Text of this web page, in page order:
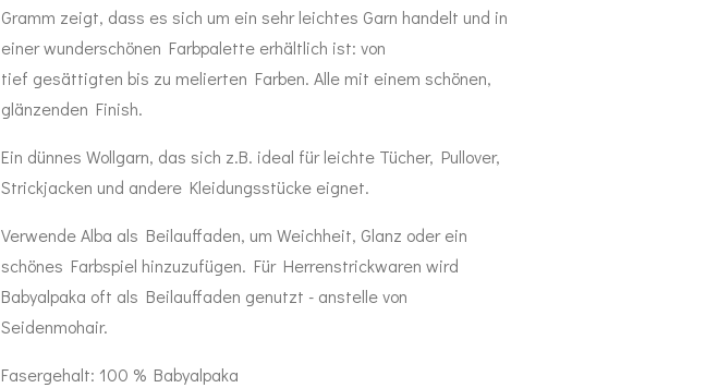
Gramm zeigt, dass es sich um ein sehr leichtes Garn handelt und in
einer wunderschönen Farbpalette erhältlich ist: von
tief gesättigten bis zu melierten Farben. Alle mit einem schönen,
glänzenden Finish.
Ein dünnes Wollgarn, das sich z.B. ideal für leichte Tücher, Pullover,
Strickjacken und andere Kleidungsstücke eignet.
Verwende Alba als Beilauffaden, um Weichheit, Glanz oder ein
schönes Farbspiel hinzuzufügen. Für Herrenstrickwaren wird
Babyalpaka oft als Beilauffaden genutzt - anstelle von
Seidenmohair.
Fasergehalt: 100 % Babyalpaka